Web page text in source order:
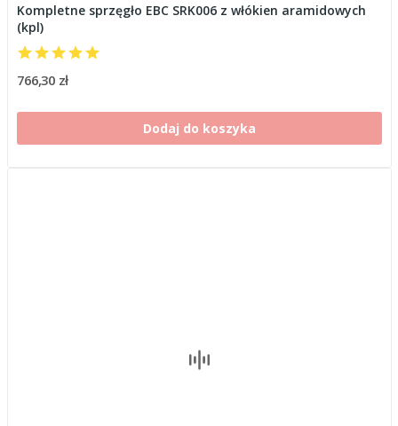
Kompletne sprzęgło EBC SRK006 z włókien aramidowych
(kpl)
766,30 zł
Dodaj do koszyka